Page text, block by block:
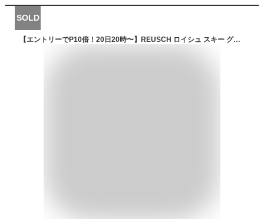
SOLD
【エントリーでP10倍！20日20時〜】REUSCH ロイシュ スキー グローブ メンズ レディース＜2025＞BLASTER GTX【GORE-TEX】 日本正規品